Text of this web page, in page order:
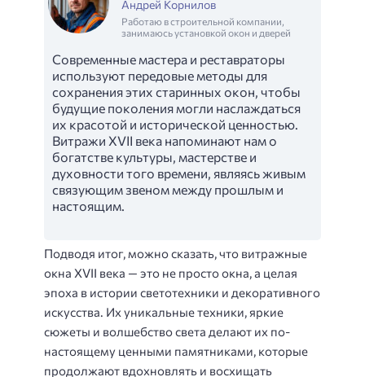
Андрей Корнилов
Работаю в строительной компании,
занимаюсь установкой окон и дверей
Современные мастера и реставраторы
используют передовые методы для
сохранения этих старинных окон, чтобы
будущие поколения могли наслаждаться
их красотой и исторической ценностью.
Витражи XVII века напоминают нам о
богатстве культуры, мастерстве и
духовности того времени, являясь живым
связующим звеном между прошлым и
настоящим.
Подводя итог, можно сказать, что витражные
окна XVII века — это не просто окна, а целая
эпоха в истории светотехники и декоративного
искусства. Их уникальные техники, яркие
сюжеты и волшебство света делают их по-
настоящему ценными памятниками, которые
продолжают вдохновлять и восхищать